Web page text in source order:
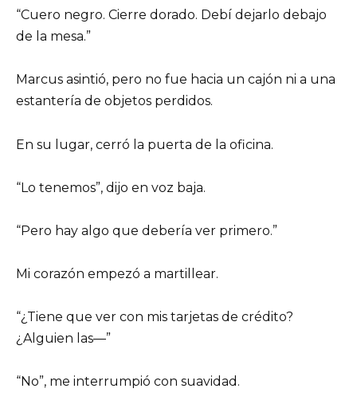
“Cuero negro. Cierre dorado. Debí dejarlo debajo
de la mesa.”
Marcus asintió, pero no fue hacia un cajón ni a una
estantería de objetos perdidos.
En su lugar, cerró la puerta de la oficina.
“Lo tenemos”, dijo en voz baja.
“Pero hay algo que debería ver primero.”
Mi corazón empezó a martillear.
“¿Tiene que ver con mis tarjetas de crédito?
¿Alguien las—”
“No”, me interrumpió con suavidad.